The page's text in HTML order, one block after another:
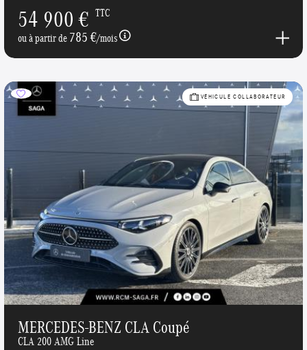
54 900 € TTC
ou à partir de785 €/mois
VÉHICULE COLLABORATEUR
MERCEDES-BENZ CLA Coupé
CLA 200 AMG Line